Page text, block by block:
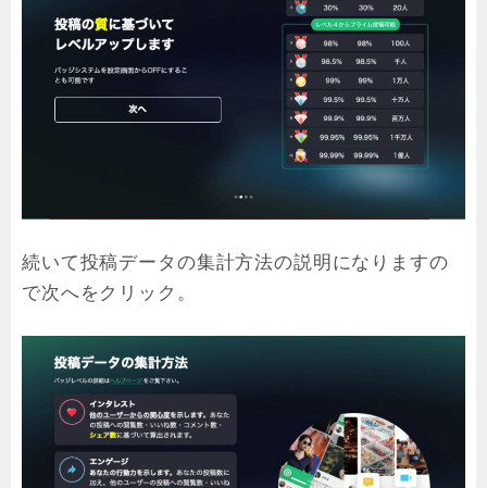
続いて投稿データの集計方法の説明になりますの
で次へをクリック。